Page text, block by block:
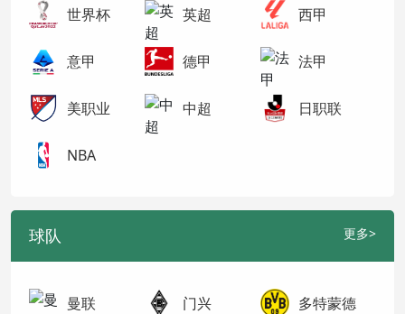
世界杯 英超 西甲
意甲 德甲 法甲
美职业 中超 日职联
NBA
球队 更多>
曼联 门兴 多特蒙德